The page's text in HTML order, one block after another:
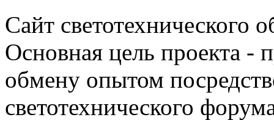
Сайт светотехнического
Основная цель проекта -
обмену опытом
светотехнического